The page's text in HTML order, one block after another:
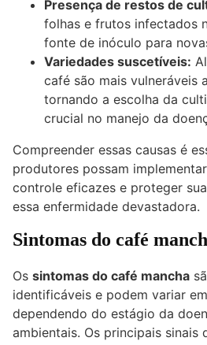
Presença de restos de
folhas e frutos infectados
fonte de inóculo para
Variedades suscetíveis:
café são mais vulneráveis
tornando a escolha da
crucial no manejo da
Compreender essas causas é
produtores possam
controle eficazes e proteger
essa enfermidade devastadora.
Sintomas do café
Os sintomas do café mancha
identificáveis e podem variar
dependendo do estágio da
ambientais. Os principais sinais